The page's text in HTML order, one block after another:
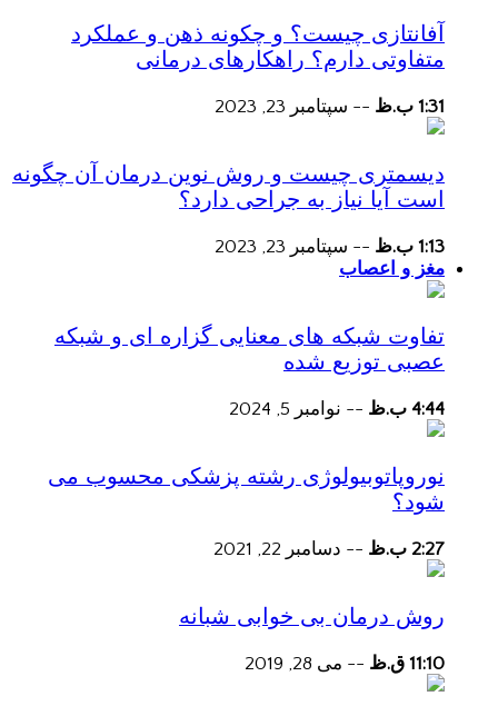
آفانتازی چیست؟ و چکونه ذهن و عملکرد
متفاوتی دارم؟ راهکارهای درمانی
1:31 ب.ظ -- سپتامبر 23, 2023
دیسمتری چیست و روش نوین درمان آن چگونه
است آیا نیاز به جراحی دارد؟
1:13 ب.ظ -- سپتامبر 23, 2023
مغز و اعصاب
تفاوت شبکه های معنایی گزاره ای و شبکه
عصبی توزیع شده
4:44 ب.ظ -- نوامبر 5, 2024
نوروپاتوبیولوژی رشته پزشکی محسوب می
شود؟
2:27 ب.ظ -- دسامبر 22, 2021
روش درمان بی خوابی شبانه
11:10 ق.ظ -- می 28, 2019